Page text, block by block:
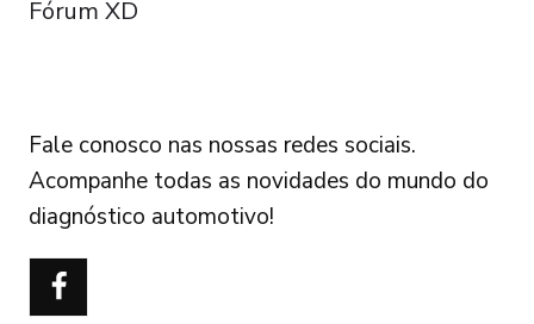
Fórum XD
Fale conosco nas nossas redes sociais.
Acompanhe todas as novidades do mundo do
diagnóstico automotivo!